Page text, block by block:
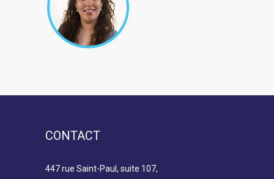
CONTACT
447 rue Saint-Paul, suite 107,